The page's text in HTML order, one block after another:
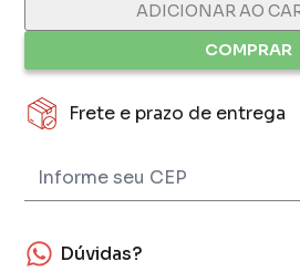
ADICIONAR AO
COMPRAR
Frete e prazo de entrega
Dúvidas?